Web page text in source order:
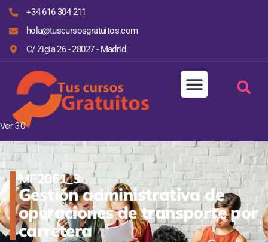
+34 616 304 211
hola@tuscursosgratuitos.com
C/ Zigia 26 - 28027 - Madrid
Ver 3.0
MF2061_3
Gestión administrativa de
operaciones de transporte por
carretera